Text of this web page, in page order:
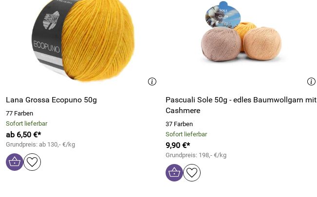
Lana Grossa Ecopuno 50g
77 Farben
Sofort lieferbar
ab 6,50 €*
Grundpreis: ab 130,- €/kg
Pascuali Sole 50g - edles Baumwollgarn mit
Cashmere
37 Farben
Sofort lieferbar
9,90 €*
Grundpreis: 198,- €/kg